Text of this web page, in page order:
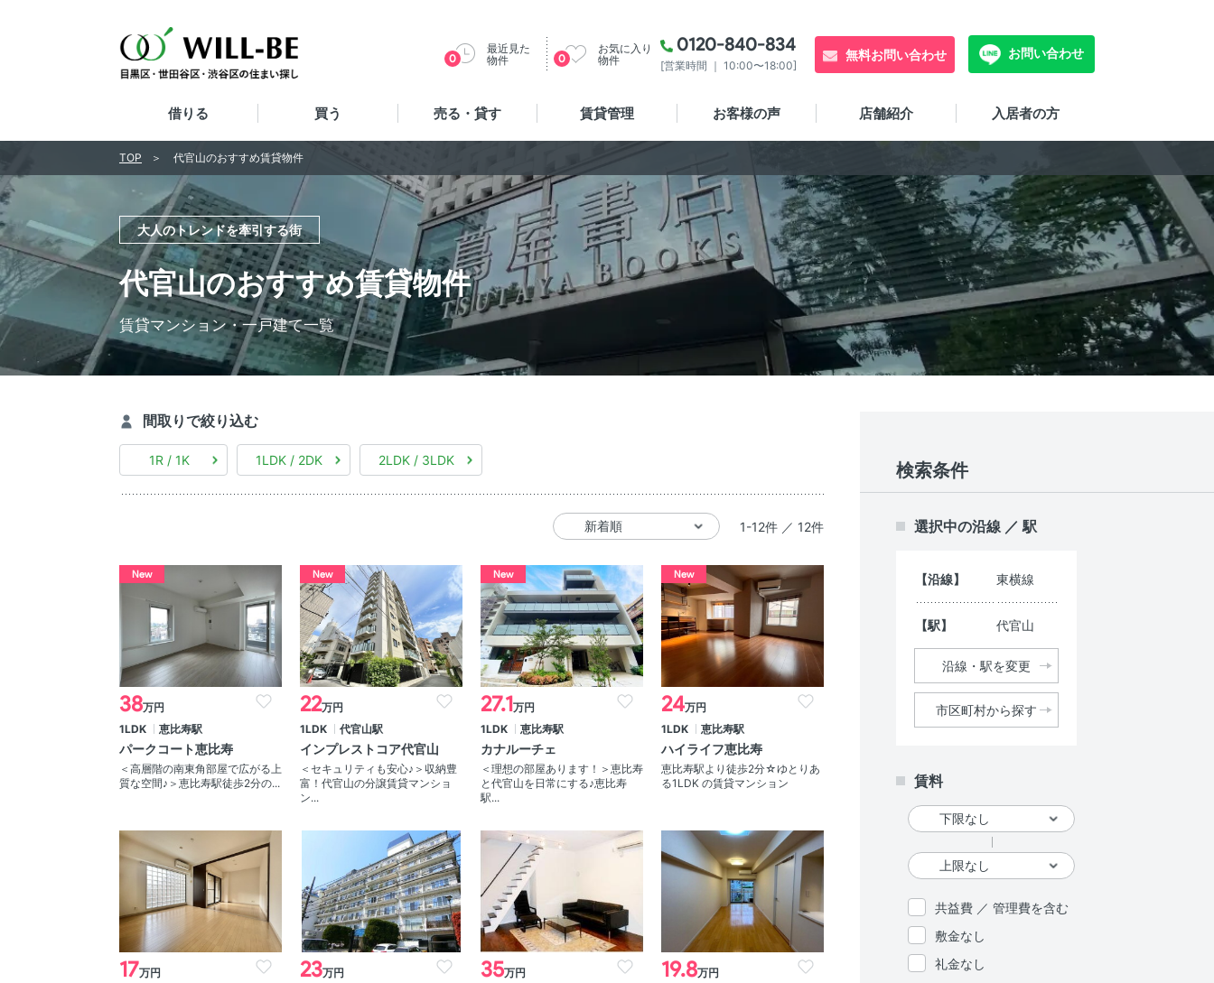
0120-840-834
[営業時間 ｜ 10:00〜18:00]
無料お問い合わせ お問い合わせ
最近見た
物件
0
お気に入り
物件
0
借りる 買う 売る・貸す 賃貸管理 お客様の声 店舗紹介 入居者の方
大人のトレンドを牽引する街
代官山のおすすめ賃貸物件
賃貸マンション・一戸建て一覧
間取りで絞り込む
1R / 1K 1LDK / 2DK 2LDK / 3LDK
1-12件 ／ 12件
New
38万円
1LDK
恵比寿駅
パークコート恵比寿
＜高層階の南東角部屋で広がる上
質な空間♪＞恵比寿駅徒歩2分の...
New
22万円
1LDK
代官山駅
インプレストコア代官山
＜セキュリティも安心♪＞収納豊
富！代官山の分譲賃貸マンショ
ン...
New
27.1万円
1LDK
恵比寿駅
カナルーチェ
＜理想の部屋あります！＞恵比寿
と代官山を日常にする♪恵比寿
駅...
New
24万円
1LDK
恵比寿駅
ハイライフ恵比寿
恵比寿駅より徒歩2分☆ゆとりあ
る1LDK の賃貸マンション
17万円
23万円
35万円
19.8万円
検索条件
選択中の沿線 ／ 駅
【沿線】 東横線
【駅】 代官山
沿線・駅を変更
市区町村から探す
賃料
共益費 ／ 管理費を含む
敷金なし
礼金なし
TOP 代官山のおすすめ賃貸物件